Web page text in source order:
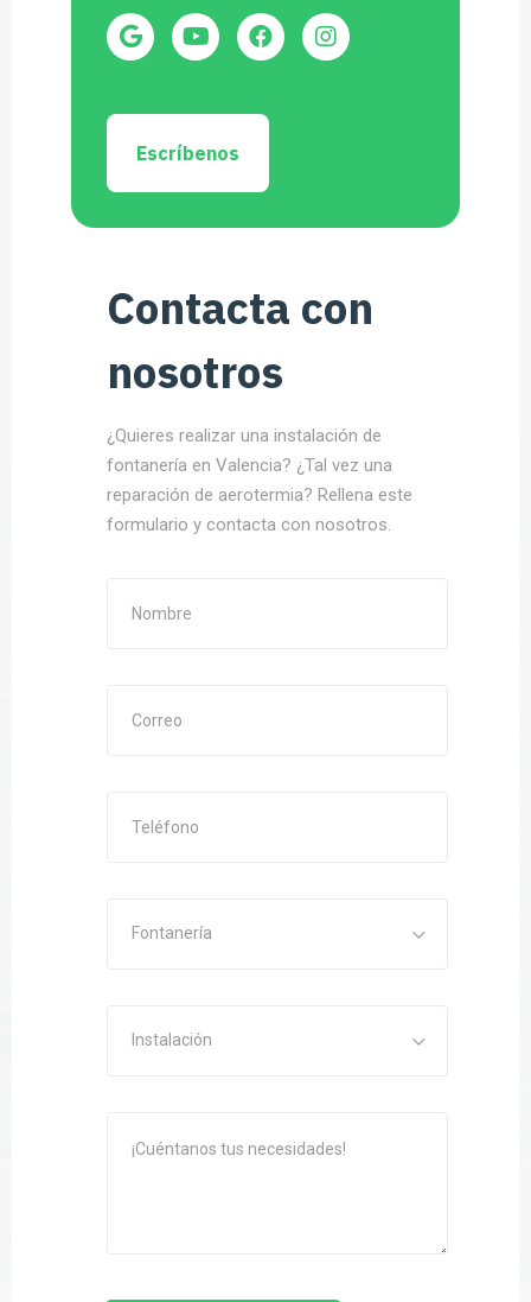
Escríbenos
Contacta con
nosotros
¿Quieres realizar una instalación de
fontanería en Valencia? ¿Tal vez una
reparación de aerotermia? Rellena este
formulario y contacta con nosotros.
Fontanería
Instalación